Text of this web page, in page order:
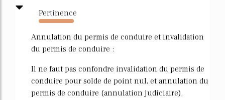
Pertinence
3398%
Annulation du permis de conduire et invalidation
du permis de conduire :
Il ne faut pas confondre invalidation du permis de
conduire pour solde de point nul, et annulation du
permis de conduire (annulation judiciaire).